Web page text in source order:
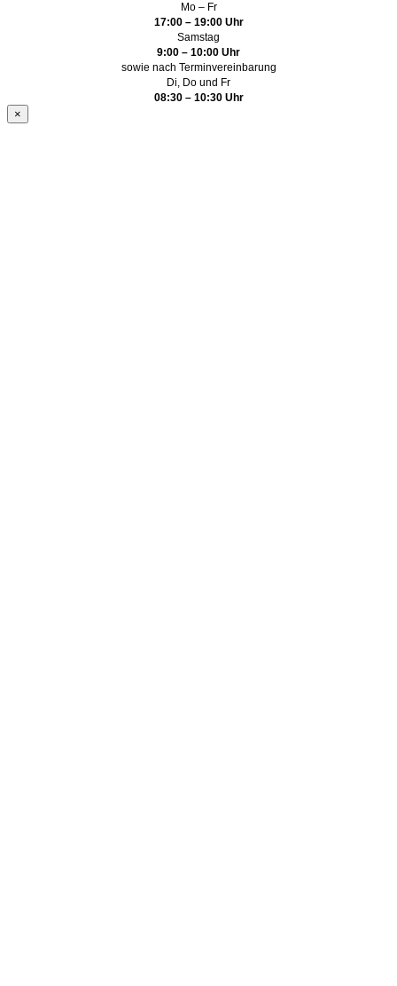
Mo – Fr
17:00 – 19:00 Uhr
Samstag
9:00 – 10:00 Uhr
sowie nach Terminvereinbarung
Di, Do und Fr
08:30 – 10:30 Uhr
×